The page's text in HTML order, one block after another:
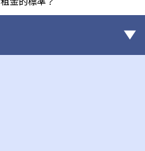
租賃的事項？假若在租賃事項上出
？
府商場舖位）的租務問題，我怎樣